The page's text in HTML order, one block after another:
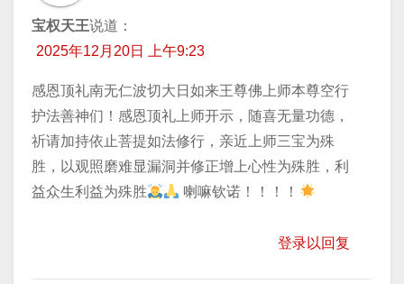
宝权天王说道：
2025年12月20日 上午9:23
感恩顶礼南无仁波切大日如来王尊佛上师本尊空行
护法善神们！感恩顶礼上师开示，随喜无量功德，
祈请加持​依止菩提如法修行，亲近上师三宝为殊
胜，以观照磨难显漏洞并修正增上心性为殊胜，利
益众生利益为殊胜
喇嘛钦诺！！！！
登录以回复